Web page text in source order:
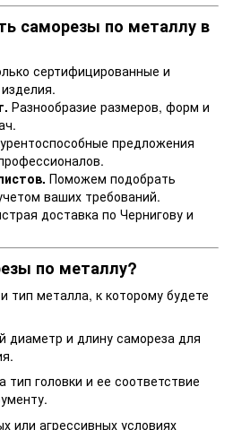
саморезы по металлу в
сертифицированные и
Разнообразие размеров, форм и
предложения
Поможем подобрать
ваших требований.
доставка по Чернигову и
по металлу?
тип металла, к которому будете
диаметр и длину самореза для
тип головки и ее соответствие
или агрессивных условиях